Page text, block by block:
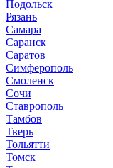
Подольск
Рязань
Самара
Саранск
Саратов
Симферополь
Смоленск
Сочи
Ставрополь
Тамбов
Тверь
Тольятти
Томск